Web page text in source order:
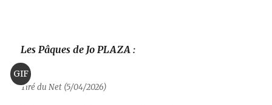
Les Pâques de Jo PLAZA :
GIF
Tiré du Net (5/04/2026)